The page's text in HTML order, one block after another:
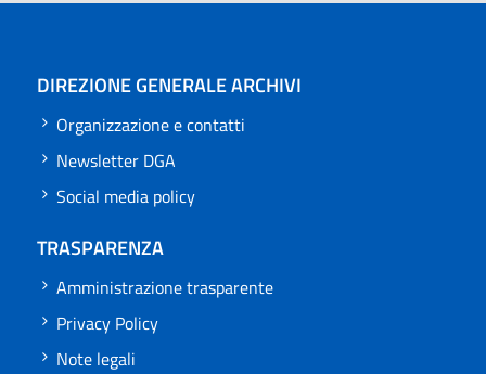
DIREZIONE GENERALE ARCHIVI
Organizzazione e contatti
Newsletter DGA
Social media policy
TRASPARENZA
Amministrazione trasparente
Privacy Policy
Note legali